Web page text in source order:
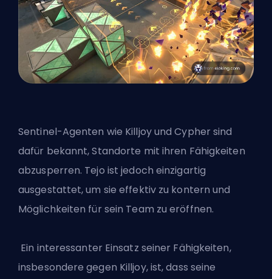
Sentinel-Agenten wie Killjoy und Cypher sind
dafür bekannt, Standorte mit ihren Fähigkeiten
abzusperren. Tejo ist jedoch einzigartig
ausgestattet, um sie effektiv zu kontern und
Möglichkeiten für sein Team zu eröffnen.
Ein interessanter Einsatz seiner Fähigkeiten,
insbesondere gegen Killjoy, ist, dass seine